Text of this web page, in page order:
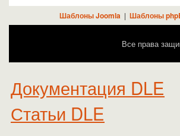
Шаблоны Joomla | Шаблоны
Все права
Документация DLE
Статьи DLE